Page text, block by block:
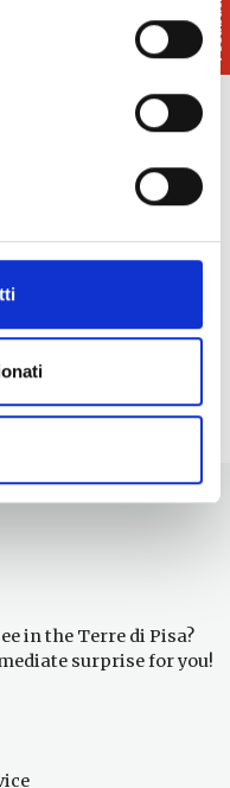
and Cascine di
- 19:00 - 23:30
WWF Oasis of
2026 - 29/09/2026 -
30/08/2026 - 15:00 -
- 18:30 - 20:30
in the Terre di Pisa?
surprise for you!